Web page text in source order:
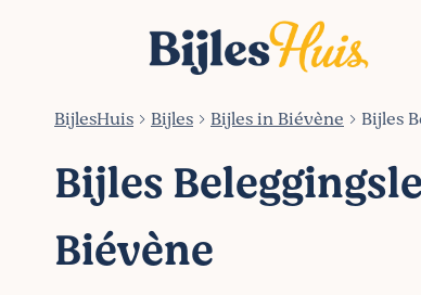
BijlesHuis Bijles Bijles in Biévène Bijles
Bijles
Biévène